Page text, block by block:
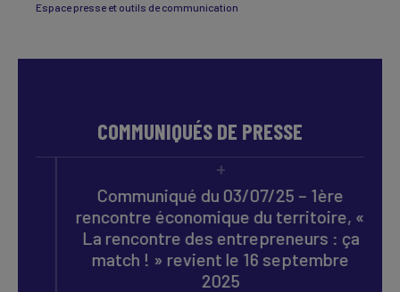
Espace presse et outils de communication
COMMUNIQUÉS DE PRESSE
Communiqué du 03/07/25 – 1ère
rencontre économique du territoire, «
La rencontre des entrepreneurs : ça
match ! » revient le 16 septembre
2025